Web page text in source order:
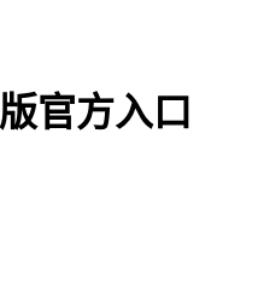
官方入口